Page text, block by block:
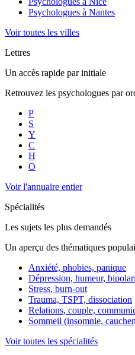
Psychologues à Nantes
Voir toutes les villes
Lettres
Un accès rapide par initiale
Retrouvez les psychologues par
P
S
Y
C
H
O
Voir l'annuaire entier
Spécialités
Les sujets les plus demandés
Un aperçu des thématiques
Anxiété, phobies, panique
Dépression, humeur,
Stress, burn-out
Trauma, TSPT, dissociation
Relations, couple,
Sommeil (insomnie,
Voir toutes les spécialités